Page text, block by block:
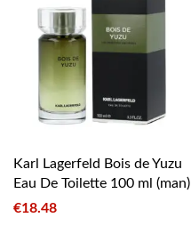
Karl Lagerfeld Bois de Yuzu
Eau De Toilette 100 ml (man)
€18.48